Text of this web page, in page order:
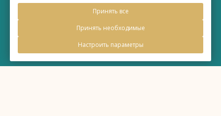
Принять все
Принять необходимые
Настроить параметры
2026, Официальный сайт
Правовая информация
Политика обработки персональных данных